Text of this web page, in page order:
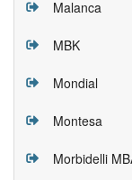
Malanca
MBK
Mondial
Montesa
Morbidelli